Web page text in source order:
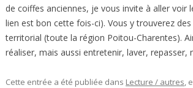
de coiffes anciennes, je vous invite à aller voir
lien est bon cette fois-ci). Vous y trouverez
territorial (toute la région Poitou-Charentes).
réaliser, mais aussi entretenir, laver,
Cette entrée a été publiée dans Lecture / autres,